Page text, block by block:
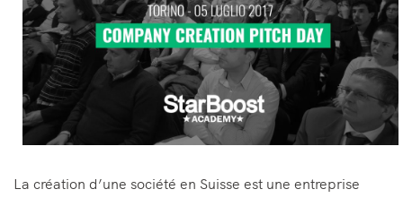
La création d’une société en Suisse est une entreprise